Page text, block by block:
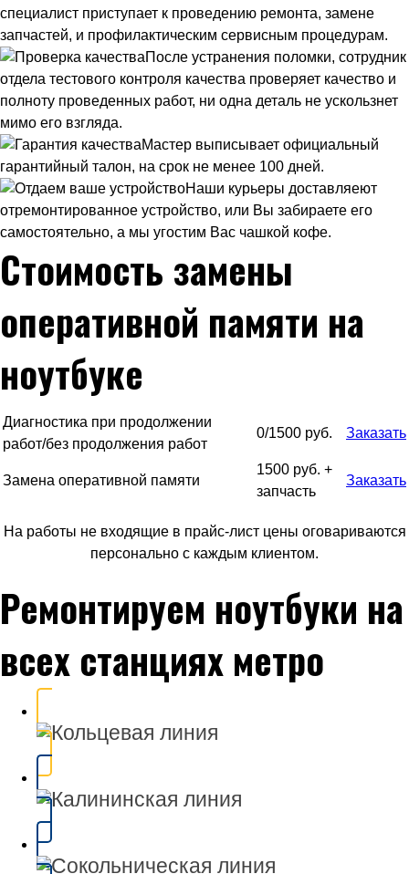
специалист приступает к проведению ремонта, замене
запчастей, и профилактическим сервисным процедурам.
После устранения поломки, сотрудник
отдела тестового контроля качества проверяет качество и
полноту проведенных работ, ни одна деталь не ускользнет
мимо его взгляда.
Мастер выписывает официальный
гарантийный талон, на срок не менее 100 дней.
Наши курьеры доставляеют
отремонтированное устройство, или Вы забираете его
самостоятельно, а мы угостим Вас чашкой кофе.
Стоимость замены
оперативной памяти на
ноутбуке
Диагностика при продолжении
работ/без продолжения работ
0/1500 руб. Заказать
Замена оперативной памяти
1500 руб. +
запчасть
Заказать
На работы не входящие в прайс-лист цены оговариваются
персонально с каждым клиентом.
Ремонтируем ноутбуки на
всех станциях метро